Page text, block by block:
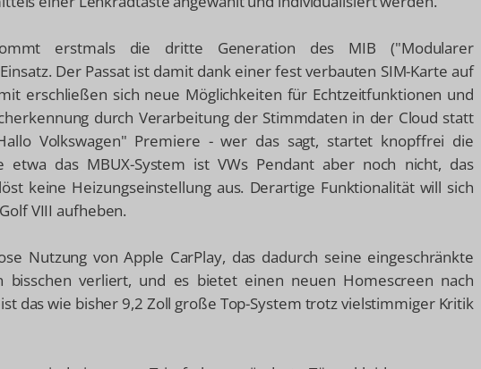
erstmals die dritte Generation des MIB ("Modularer
Der Passat ist damit dank einer fest verbauten SIM-Karte auf
erschließen sich neue Möglichkeiten für Echtzeitfunktionen und
durch Verarbeitung der Stimmdaten in der Cloud statt
Volkswagen" Premiere - wer das sagt, startet knopffrei die
etwa das MBUX-System ist VWs Pendant aber noch nicht, das
keine Heizungseinstellung aus. Derartige Funktionalität will sich
VIII aufheben.
Nutzung von Apple CarPlay, das dadurch seine eingeschränkte
bisschen verliert, und es bietet einen neuen Homescreen nach
das wie bisher 9,2 Zoll große Top-System trotz vielstimmiger Kritik